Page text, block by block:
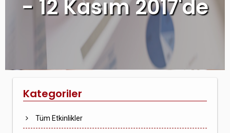
- 12 Kasım 2017'de
Kategoriler
Tüm Etkinlikler